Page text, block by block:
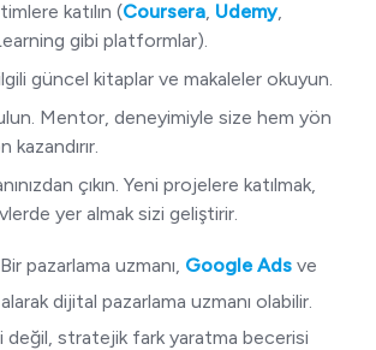
katılın (Coursera, Udemy,
gibi platformlar).
ilgili güncel kitaplar ve makaleler okuyun.
Mentor, deneyimiyle size hem yön
kazandırır.
çıkın. Yeni projelere katılmak,
yer almak sizi geliştirir.
pazarlama uzmanı, Google Ads ve
dijital pazarlama uzmanı olabilir.
değil, stratejik fark yaratma becerisi